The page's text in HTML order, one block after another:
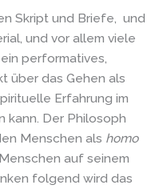
Skript und Briefe, und
und vor allem viele
performatives,
über das Gehen als
Erfahrung im
kann. Der Philosoph
Menschen als homo
auf seinem
folgend wird das